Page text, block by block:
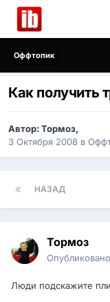
Оффтопик
Как получить
Автор:Тормоз,
3 Октября 2008 в
НАЗАД
Тормоз
Опубликовано
Люди подскажите